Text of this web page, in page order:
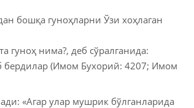
ва жаноза
муомалалар
бошқа гуноҳларни Ўзи хоҳлаган
гуноҳ нима?, деб сўралганида:
бердилар (Имом Бухорий: 4207; Имом
«Агар улар мушрик бўлганларида